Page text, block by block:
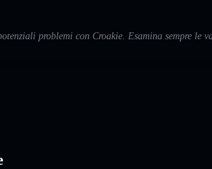
problemi con Croakie. Esamina sempre le